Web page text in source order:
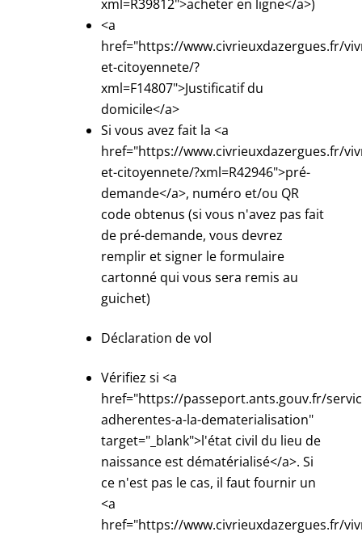
xml=R39812">acheter en ligne</a>)
<a
href="https://www.civrieuxdazergues.fr/
et-citoyennete/?
xml=F14807">Justificatif du
domicile</a>
Si vous avez fait la <a
href="https://www.civrieuxdazergues.fr/
et-citoyennete/?xml=R42946">pré-
demande</a>, numéro et/ou QR
code obtenus (si vous n'avez pas fait
de pré-demande, vous devrez
remplir et signer le formulaire
cartonné qui vous sera remis au
guichet)
Déclaration de vol
Vérifiez si <a
href="https://passeport.ants.gouv.fr/
adherentes-a-la-dematerialisation"
target="_blank">l'état civil du lieu de
naissance est dématérialisé</a>. Si
ce n'est pas le cas, il faut fournir un
<a
href="https://www.civrieuxdazergues.fr/